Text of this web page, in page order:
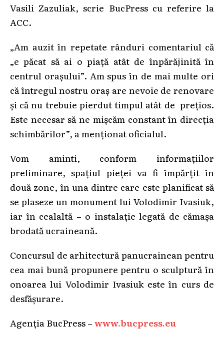
Vasili Zazuliak, scrie BucPress cu referire la
ACC.
„Am auzit în repetate rânduri comentariul că
„e păcat să ai o piață atât de înpărăjinită în
centrul orașului”. Am spus în de mai multe ori
că întregul nostru oraș are nevoie de renovare
și că nu trebuie pierdut timpul atât de prețios.
Este necesar să ne mișcăm constant în direcția
schimbărilor”, a menționat oficialul.
Vom aminti, conform informațiilor
preliminare, spațiul pieței va fi împărțit în
două zone, în una dintre care este planificat să
se plaseze un monument lui Volodimir Ivasiuk,
iar în cealaltă – o instalație legată de cămașa
brodată ucraineană.
Concursul de arhitectură panucrainean pentru
cea mai bună propunere pentru o sculptură în
onoarea lui Volodimir Ivasiuk este în curs de
desfășurare.
Agenția BucPress –www.bucpress.eu